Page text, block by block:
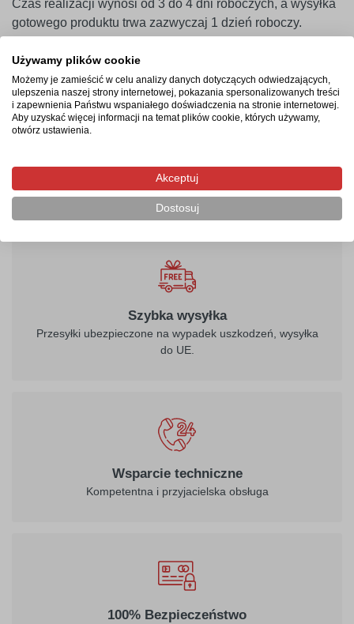
Czas realizacji wynosi od 3 do 4 dni roboczych, a wysyłka
gotowego produktu trwa zazwyczaj 1 dzień roboczy.
Najczęstsze pytania
Czy tabliczka nie pęknie podczas wiercenia otworów
pod wkręty?
Czy można zamówić tabliczkę z logotypem firmy?
Czy powłoka ochronna zabezpiecza przed blaknięciem?
Szybka wysyłka
Przesyłki ubezpieczone na wypadek uszkodzeń, wysyłka
do UE.
Wsparcie techniczne
Kompetentna i przyjacielska obsługa
100% Bezpieczeństwo
Używamy plików cookie
Możemy je zamieścić w celu analizy danych dotyczących odwiedzających,
ulepszenia naszej strony internetowej, pokazania spersonalizowanych treści
i zapewnienia Państwu wspaniałego doświadczenia na stronie internetowej.
Aby uzyskać więcej informacji na temat plików cookie, których używamy,
otwórz ustawienia.
Akceptuj
Dostosuj